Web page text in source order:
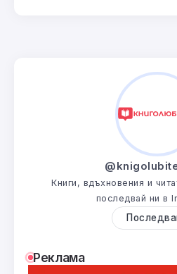
Книги, вдъхновения и
последвай ни в
Реклама